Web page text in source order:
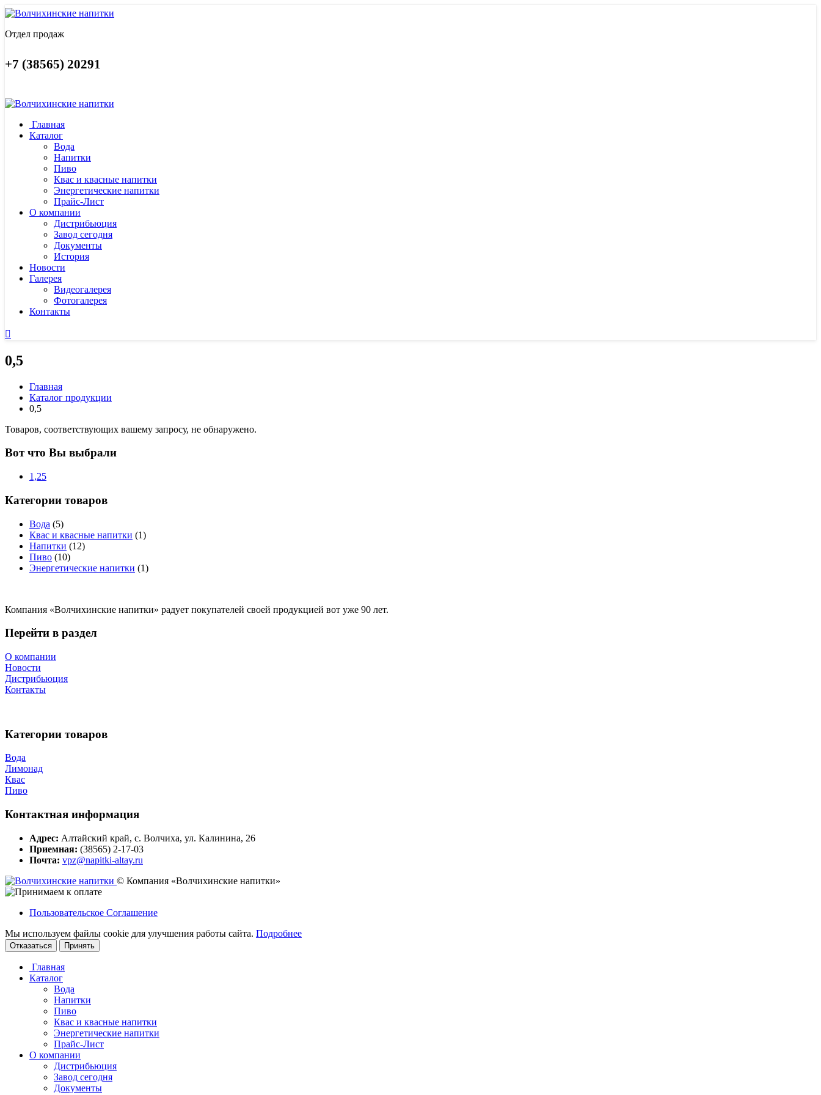
Отдел продаж
+7 (38565) 20291
Главная
Каталог
Вода
Напитки
Пиво
Квас и квасные напитки
Энергетические напитки
Прайс-Лист
О компании
Дистрибьюция
Завод сегодня
Документы
История
Новости
Галерея
Видеогалерея
Фотогалерея
Контакты
0,5
Главная
Каталог продукции
0,5
Товаров, соответствующих вашему запросу, не обнаружено.
Вот что Вы выбрали
1,25
Категории товаров
Вода (5)
Квас и квасные напитки (1)
Напитки (12)
Пиво (10)
Энергетические напитки (1)
Компания «Волчихинские напитки» радует покупателей своей продукцией вот уже 90 лет.
Перейти в раздел
О компании
Новости
Дистрибьюция
Контакты
Категории товаров
Вода
Лимонад
Квас
Пиво
Контактная информация
Адрес: Алтайский край, с. Волчиха, ул. Калинина, 26
Приемная: (38565) 2-17-03
Почта: vpz@napitki-altay.ru
© Компания «Волчихинские напитки»
Пользовательское Соглашение
Мы используем файлы cookie для улучшения работы сайта. Подробнее
Отказаться Принять
Главная
Каталог
Вода
Напитки
Пиво
Квас и квасные напитки
Энергетические напитки
Прайс-Лист
О компании
Дистрибьюция
Завод сегодня
Документы